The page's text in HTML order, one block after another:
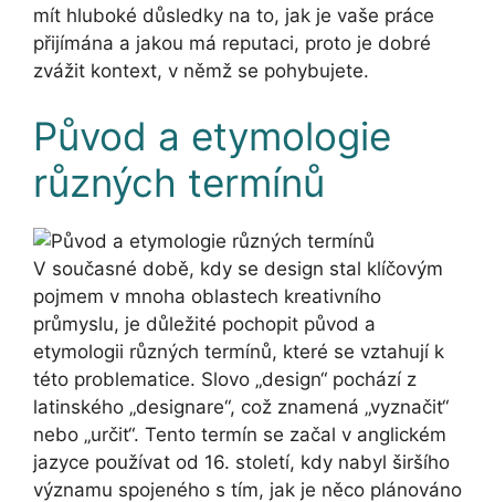
mít hluboké důsledky na to, jak je vaše práce
přijímána a jakou má reputaci, proto je dobré
zvážit kontext, v němž se pohybujete.
Původ a etymologie
různých termínů
V současné době, kdy se design stal klíčovým
pojmem v mnoha oblastech kreativního
průmyslu, je důležité pochopit původ a
etymologii různých termínů, které se vztahují k
této problematice. Slovo „design“ pochází z
latinského „designare“, což znamená „vyznačit“
nebo „určit“. Tento termín se začal v anglickém
jazyce používat od 16. století, kdy nabyl širšího
významu spojeného s tím, jak je něco plánováno